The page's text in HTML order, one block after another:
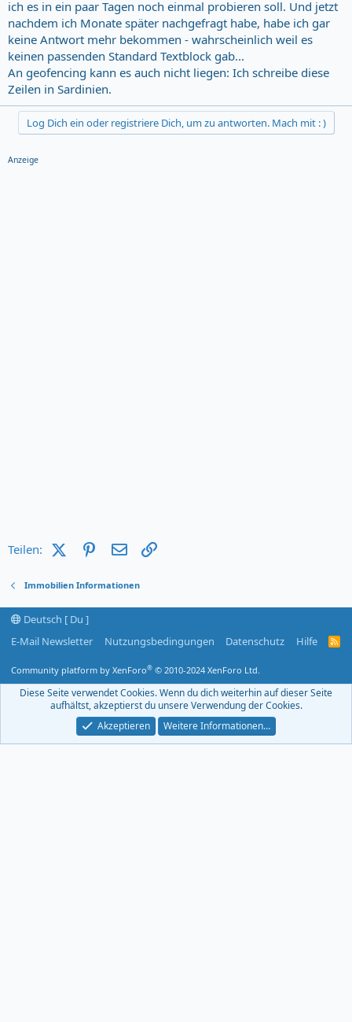
ich es in ein paar Tagen noch einmal probieren soll. Und jetzt
nachdem ich Monate später nachgefragt habe, habe ich gar
keine Antwort mehr bekommen - wahrscheinlich weil es
keinen passenden Standard Textblock gab...
An geofencing kann es auch nicht liegen: Ich schreibe diese
Zeilen in Sardinien.
Log Dich ein oder registriere Dich, um zu antworten. Mach mit : )
Anzeige
Teilen: X (Twitter)PinterestE-Mail
Immobilien Informationen
Deutsch [ Du ]
E-Mail Newsletter
Nutzungsbedingungen Datenschutz Hilfe
R
F
Community platform by XenForo® © 2010-2024 XenForo Ltd.
Diese Seite verwendet Cookies. Wenn du dich weiterhin auf dieser Seite
aufhältst, akzeptierst du unsere Verwendung der Cookies.
Akzeptieren
Weitere Informationen…